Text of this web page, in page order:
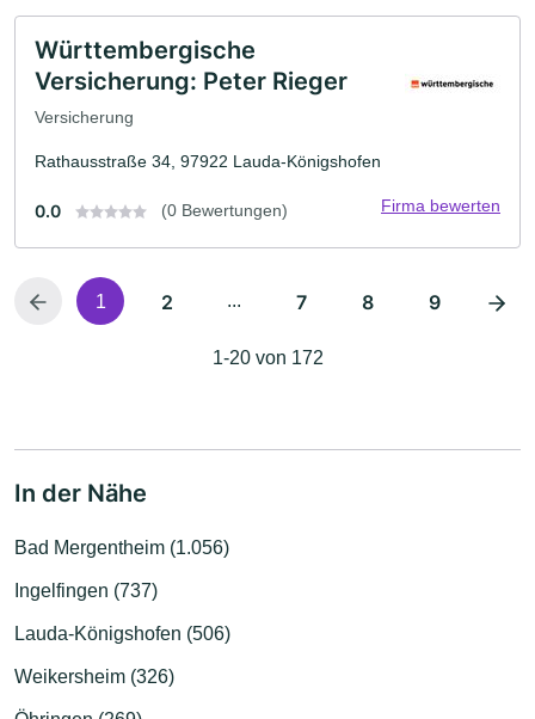
Württembergische
Versicherung: Peter Rieger
Versicherung
Rathausstraße 34, 97922 Lauda-Königshofen
0.0 (0 Bewertungen) Firma bewerten
1 2 ... 7 8 9
1-20 von 172
In der Nähe
Bad Mergentheim (1.056)
Ingelfingen (737)
Lauda-Königshofen (506)
Weikersheim (326)